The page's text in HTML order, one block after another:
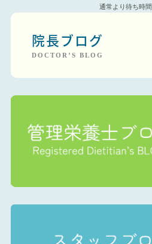
通常より待ち時
院長ブログ
DOCTOR’S BLOG